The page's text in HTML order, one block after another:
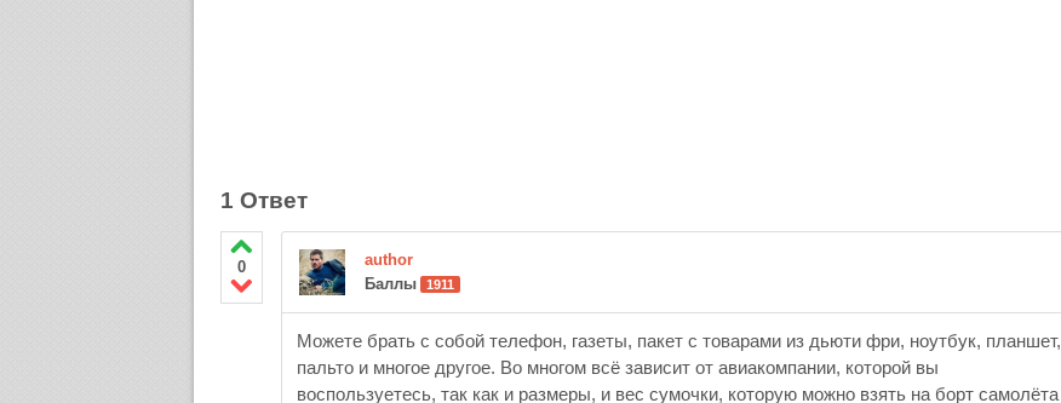
1 Ответ
0
author
Баллы
1911
Можете брать с собой телефон, газеты, пакет с товарами из дьюти фри, ноутбук, планшет,
пальто и многое другое. Во многом всё зависит от авиакомпании, которой вы
воспользуетесь, так как и размеры, и вес сумочки, которую можно взять на борт самолёта